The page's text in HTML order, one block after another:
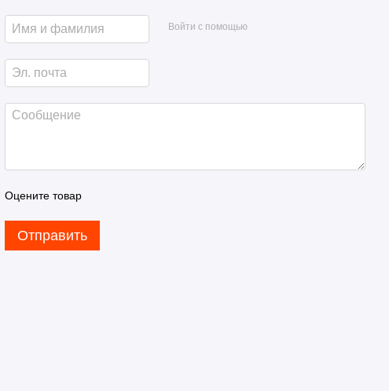
Войти с помощью
Оцените товар
Отправить